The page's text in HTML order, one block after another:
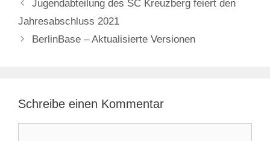
Jugendabteilung des SC Kreuzberg feiert den
Jahresabschluss 2021
BerlinBase – Aktualisierte Versionen
Schreibe einen Kommentar